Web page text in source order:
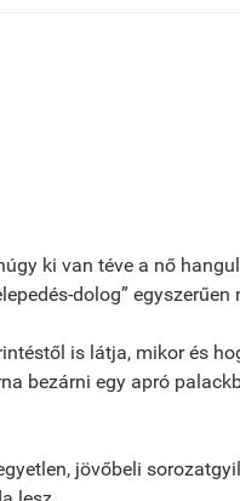
ki van téve a nő
dolog” egyszerűen
is látja, mikor és
bezárni egy apró
jövőbeli